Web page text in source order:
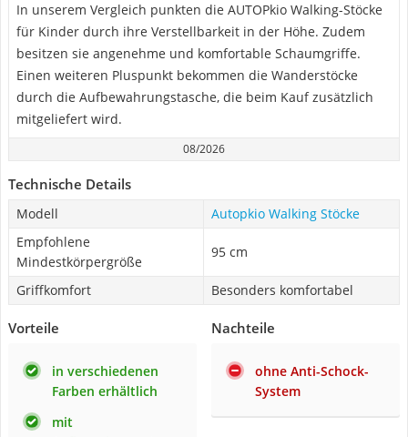
In unserem Vergleich punkten die AUTOPkio Walking-Stöcke
für Kinder durch ihre Verstellbarkeit in der Höhe. Zudem
besitzen sie angenehme und komfortable Schaumgriffe.
Einen weiteren Pluspunkt bekommen die Wanderstöcke
durch die Aufbewahrungstasche, die beim Kauf zusätzlich
mitgeliefert wird.
08/2026
Technische Details
Modell
Autopkio Walking Stöcke
Empfohlene
Mindestkörpergröße
95 cm
Griffkomfort Besonders komfortabel
Vorteile
in verschiedenen
Farben erhältlich
mit
Nachteile
ohne Anti-Schock-
System